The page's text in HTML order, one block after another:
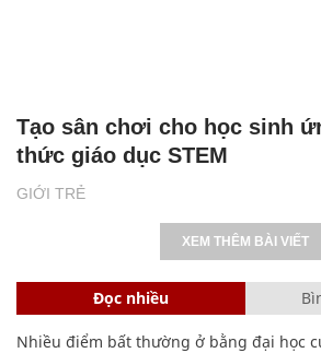
GIỚI TRẺ
Tạo sân chơi cho học sinh
thức giáo dục STEM
XEM THÊM BÀI VIẾT
Đọc nhiều
Nhiều điểm bất thường ở bằng đại học